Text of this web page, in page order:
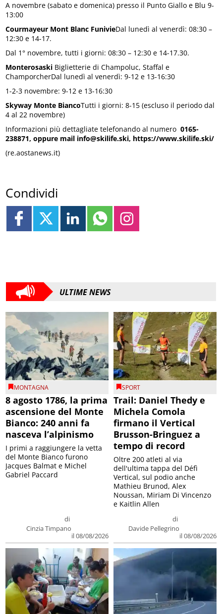
A novembre (sabato e domenica) presso il Punto Giallo e Blu 9-
13:00
Courmayeur Mont Blanc FunivieDal lunedì al venerdì: 08:30 –
12:30 e 14-17.
Dal 1° novembre, tutti i giorni: 08:30 – 12:30 e 14-17.30.
Monterosaski Biglietterie di Champoluc, Staffal e
ChamporcherDal lunedì al venerdì: 9-12 e 13-16:30
1-2-3 novembre: 9-12 e 13-16:30
Skyway Monte BiancoTutti i giorni: 8-15 (escluso il periodo dal
4 al 22 novembre)
Informazioni più dettagliate telefonando al numero0165-
238871, oppure mail info@skilife.ski, https://www.skilife.ski/
(re.aostanews.it)
Condividi
ULTIME NEWS
MONTAGNA
8 agosto 1786, la prima
ascensione del Monte
Bianco: 240 anni fa
nasceva l’alpinismo
di
Cinzia Timpano
il 08/08/2026
I primi a raggiungere la vetta
del Monte Bianco furono
Jacques Balmat e Michel
Gabriel Paccard
SPORT
Trail: Daniel Thedy e
Michela Comola
firmano il Vertical
Brusson-Bringuez a
tempo di record
di
Davide Pellegrino
il 08/08/2026
Oltre 200 atleti al via
dell'ultima tappa del Défì
Vertical, sul podio anche
Mathieu Brunod, Alex
Noussan, Miriam Di Vincenzo
e Kaitlin Allen